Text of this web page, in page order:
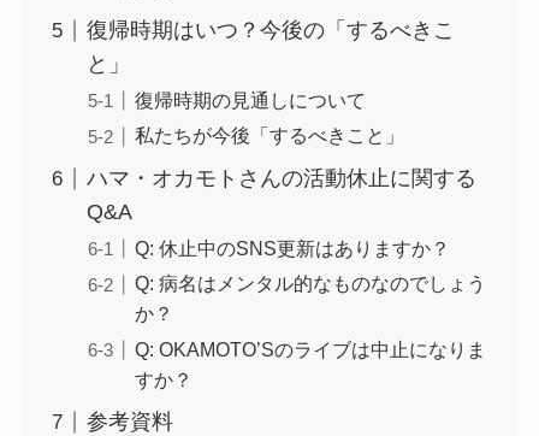
復帰時期はいつ？今後の「するべきこ
と」
復帰時期の見通しについて
私たちが今後「するべきこと」
ハマ・オカモトさんの活動休止に関する
Q&A
Q: 休止中のSNS更新はありますか？
Q: 病名はメンタル的なものなのでしょう
か？
Q: OKAMOTO’Sのライブは中止になりま
すか？
参考資料